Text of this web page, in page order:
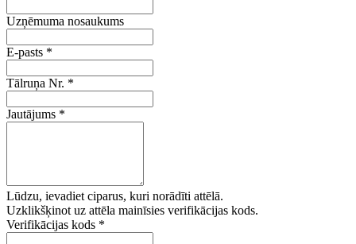
Uzņēmuma nosaukums
E-pasts *
Tālruņa Nr. *
Jautājums *
Lūdzu, ievadiet ciparus, kuri norādīti attēlā.
Uzklikšķinot uz attēla mainīsies verifikācijas kods.
Verifikācijas kods *